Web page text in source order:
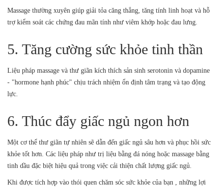
Massage thường xuyên giúp giải tỏa căng thẳng, tăng tính linh hoạt và hỗ
trợ kiểm soát các chứng đau mãn tính như viêm khớp hoặc đau lưng.
5. Tăng cường sức khỏe tinh thần
Liệu pháp massage và thư giãn kích thích sản sinh serotonin và dopamine
- "hormone hạnh phúc" chịu trách nhiệm ổn định tâm trạng và tạo động
lực.
6. Thúc đẩy giấc ngủ ngon hơn
Một cơ thể thư giãn tự nhiên sẽ dẫn đến giấc ngủ sâu hơn và phục hồi sức
khỏe tốt hơn. Các liệu pháp như trị liệu bằng đá nóng hoặc massage bằng
tinh dầu đặc biệt hiệu quả trong việc cải thiện chất lượng giấc ngủ.
Khi được tích hợp vào thói quen chăm sóc sức khỏe của bạn , những lợi